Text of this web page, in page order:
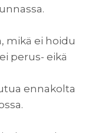
mikä ei hoidu
perus- eikä
ennakolta